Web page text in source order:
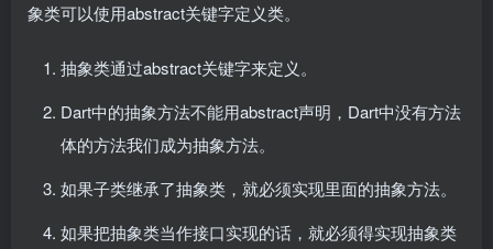
象类可以使用abstract关键字定义类。
抽象类通过abstract关键字来定义。
Dart中的抽象方法不能用abstract声明，Dart中没有方法
体的方法我们成为抽象方法。
如果子类继承了抽象类，就必须实现里面的抽象方法。
如果把抽象类当作接口实现的话，就必须得实现抽象类